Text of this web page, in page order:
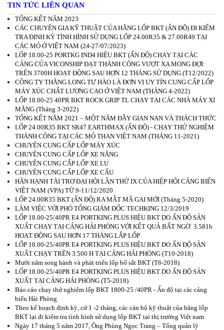
TIN TỨC LIÊN QUAN
TỔNG KẾT NĂM 2023
CÁC CHUYÊN GIA KỸ THUẬT CỦA HÃNG LỐP BKT (ẤN ĐỘ) ĐI KIỂM
TRA ĐỊNH KỲ TÌNH HÌNH SỬ DỤNG LỐP 24.00R35 & 27.00R49 TẠI
CÁC MỎ Ở VIỆT NAM (24-27/07/2023)
LỐP 18.00-25 PORTKG IND4 HIỆU BKT (ẤN ĐỘ) CHẠY TẠI CÁC
CẢNG CỦA VICONSHIP ĐẠT THÀNH CÔNG VƯỢT XA MONG ĐỢI:
TRÊN 3700H HOẠT ĐỘNG SAU HƠN 12 THÁNG SỬ DỤNG (T12/2022)
CÔNG TY THĂNG LONG TỰ HÀO LÀ ĐƠN VỊ UY TÍN CUNG CẤP LỐP
MÁY XÚC CHẤT LƯỢNG CAO Ở VIỆT NAM (THÁNG 4-2022)
LỐP 18.00-25 40PR BKT ROCK GRIP TL CHẠY TẠI CÁC NHÀ MÁY XI
MĂNG (Tháng 3-2022)
TỔNG KẾT NĂM 2021 – MỘT NĂM ĐẦY GIAN NAN VÀ THÁCH THỨC
LỐP 24.00R35 BKT SR47 EARTHMAX (ẤN ĐỘ) - CHẠY THỬ NGHIỆM
THÀNH CÔNG TẠI CÁC MỎ THAN VIỆT NAM (THÁNG 11-2021)
CHUYÊN CUNG CẤP LỐP MÁY XÚC
CHUYÊN CUNG CẤP LỐP XE NÂNG
CHUYÊN CUNG CẤP LỐP XE LU
CHUYÊN CUNG CẤP LỐP XE CẨU
HÂN HẠNH TÀI TRỢ ĐẠI HỘI LẦN THỨ IX CỦA HIỆP HỘI CẢNG BIỂN
VIỆT NAM (VPA) TỪ 9-11/12/2020
LỐP 24.00R35 BKT (ẤN ĐỘ) RA MẮT MÃ GAI MỚI (Tháng 5-2020)
LÀM VIỆC VỚI PHÓ TỔNG GIÁM ĐỐC TECHKING 12/3/2019
LỐP 18.00-25/40PR E4 PORTKING PLUS HIỆU BKT DO ẤN ĐỘ SẢN
XUẤT CHẠY TẠI CẢNG HẢI PHÒNG VỚI KẾT QUẢ BẤT NGỜ: 3.581h
HOẠT ĐỘNG SAU HƠN 17 THÁNG LẮP LỐP
LỐP 18.00-25/40PR E4 PORTKING PLUS HIỆU BKT DO ẤN ĐỘ SẢN
XUẤT CHẠY TRÊN 3.500 H TẠI CẢNG HẢI PHÒNG (T10-2018)
Mười năm song hành và phát triển lốp bố sắt BKT (T6-2018)
LỐP 18.00-25/40PR E4 PORTKING PLUS HIỆU BKT DO ẤN ĐỘ SẢN
XUẤT TẠI CẢNG HẢI PHÒNG (T5-2018)
Báo cáo chạy thử nghiệm lốp BKT 1800-25 /40PR - Ấn độ tại các cảng
biển Hải Phòng
Theo kế hoạch định kỳ, cứ 1 -2 tháng, các cán bộ kỹ thuật của hãng lốp
BKT lại đi kiểm tra tình hình sử dụng lốp BKT tại thị trường Việt nam
Ngày 17 tháng 5 năm 2017, Ông Phùng Ngọc Trang – Tổng quản lý